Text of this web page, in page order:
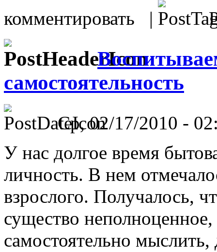
комментировать |
самостоятельность
Ср, 02/17/2010 -
У нас долгое время
личность. В нем
взрослого. Получалось,
существо
самостоятельно